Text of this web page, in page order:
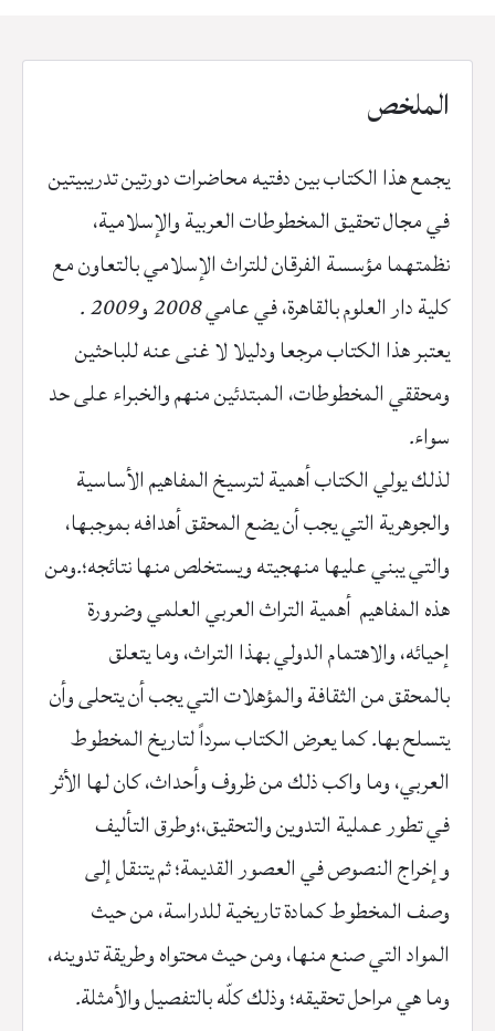
الملخص
يجمعهذاالكتاببيندفتيهمحاضراتدورتينتدريبيتين
فيمجالتحقيقالمخطوطاتالعربيةوالإسلامية،
نظمتهمامؤسسةالفرقانللتراثالإسلاميبالتعاونمع
كليةدارالعلومبالقاهرة،فيعامي2008 و2009 .
يعتبرهذاالكتابمرجعاودليلالاغنىعنهللباحثين
ومحققيالمخطوطات،المبتدئينمنهموالخبراءعلىحد
سواء.
لذلكيوليالكتابأهميةلترسيخالمفاهيمالأساسية
والجوهريةالتييجبأنيضعالمحققأهدافهبموجبها،
والتييبنيعليهامنهجيتهويستخلصمنهانتائجه؛.ومن
هذهالمفاهيم أهميةالتراثالعربيالعلميوضرورة
إحيائه،والاهتمامالدوليبهذاالتراث،ومايتعلق
بالمحققمنالثقافةوالمؤهلاتالتييجبأنيتحلىوأن
يتسلحبها.كمايعرضالكتابسرداًلتاريخالمخطوط
العربي،وماواكبذلكمنظروفوأحداث،كانلها الأثر
فيتطورعمليةالتدوينوالتحقيق،؛وطرقالتأليف
وإخراجالنصوصفيالعصورالقديمة؛ثميتنقلإلى
وصفالمخطوطكمادةتاريخيةللدراسة،منحيث
الموادالتيصنعمنها،ومنحيثمحتواهوطريقةتدوينه،
وماهيمراحلتحقيقه؛وذلككلّهبالتفصيلوالأمثلة.